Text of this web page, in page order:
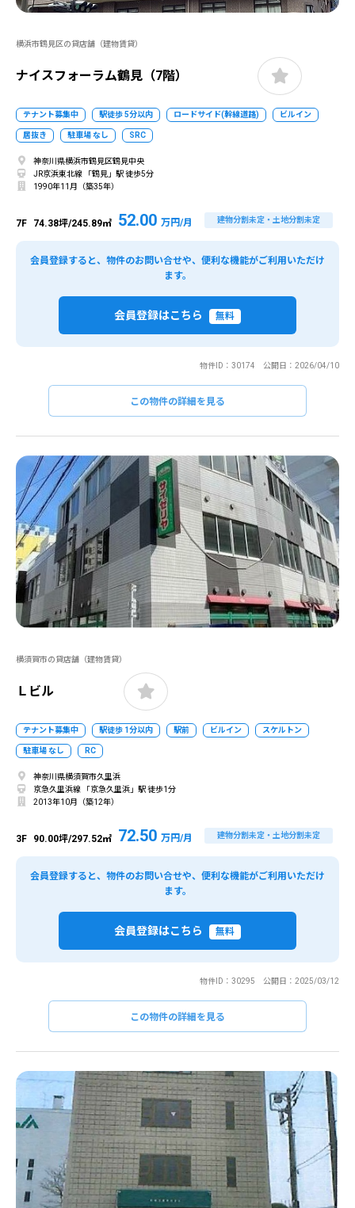
横浜市鶴見区の貸店舗（建物賃貸）
ナイスフォーラム鶴見（7階）
テナント募集中 駅徒歩 5分以内 ロードサイド(幹線道路) ビルイン
居抜き 駐車場 なし SRC
神奈川県横浜市鶴見区鶴見中央
JR京浜東北線 「鶴見」駅 徒歩5分
1990年11月（築35年）
7F 74.38坪/245.89㎡ 52.00 万円/月 建物分割未定・土地分割未定
会員登録すると、物件のお問い合せや、便利な機能がご利用いただけ
ます。
会員登録はこちら 無料
物件ID：30174 公開日：2026/04/10
この物件の詳細を見る
横須賀市の貸店舗（建物賃貸）
Ｌビル
テナント募集中 駅徒歩 1分以内 駅前 ビルイン スケルトン
駐車場 なし RC
神奈川県横須賀市久里浜
京急久里浜線 「京急久里浜」駅 徒歩1分
2013年10月（築12年）
3F 90.00坪/297.52㎡ 72.50 万円/月 建物分割未定・土地分割未定
会員登録すると、物件のお問い合せや、便利な機能がご利用いただけ
ます。
会員登録はこちら 無料
物件ID：30295 公開日：2025/03/12
この物件の詳細を見る